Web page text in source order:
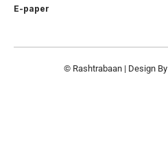
E-paper
© Rashtrabaan | Design By